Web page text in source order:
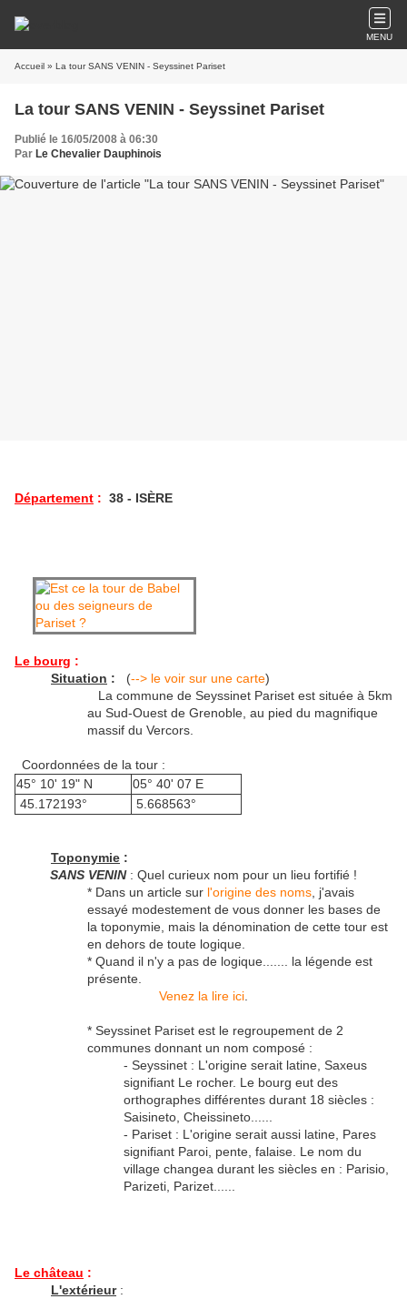
MENU
Accueil » La tour SANS VENIN - Seyssinet Pariset
La tour SANS VENIN - Seyssinet Pariset
Publié le 16/05/2008 à 06:30
Par Le Chevalier Dauphinois
Département : 38 - ISÈRE
Le bourg :
Situation : (--> le voir sur une carte)
La commune de Seyssinet Pariset est située à 5km
au Sud-Ouest de Grenoble, au pied du magnifique
massif du Vercors.
Coordonnées de la tour :
45° 10' 19" N
05° 40' 07 E
45.172193°
5.668563°
Toponymie :
SANS VENIN: Quel curieux nom pour un lieu fortifié !
* Dans un article sur l'origine des noms , j'avais
essayé modestement de vous donner les bases de
la toponymie, mais la dénomination de cette tour est
en dehors de toute logique.
* Quand il n'y a pas de logique....... la légende est
présente.
Venez la lire ici
* Seyssinet Pariset est le regroupement de 2
communes donnant un nom composé :
- Seyssinet : L'origine serait latine, Saxeus
signifiant Le rocher. Le bourg eut des
orthographes différentes durant 18 siècles :
Saisineto, Cheissineto......
- Pariset : L'origine serait aussi latine, Pares
signifiant Paroi, pente, falaise. Le nom du
village changea durant les siècles en : Parisio,
Parizeti, Parizet......
Le château :
L'extérieur: